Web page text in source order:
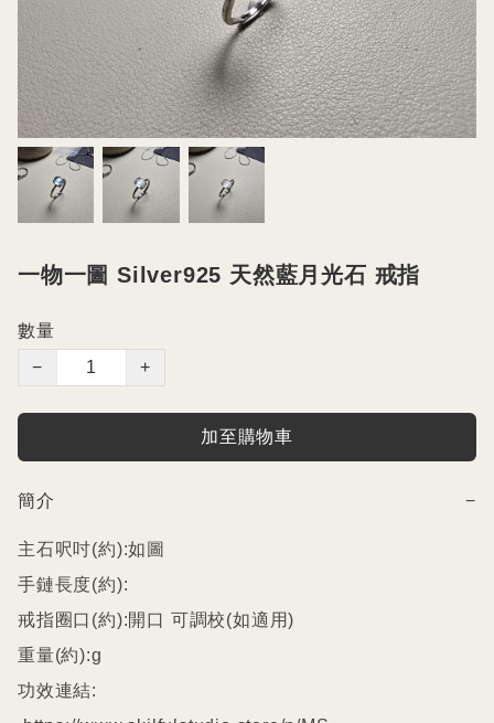
一物一圖 Silver925 天然藍月光石 戒指
數量
−
+
加至購物車
簡介 −
主石呎吋(約):如圖
手鏈長度(約):
戒指圈口(約):開口 可調校(如適用)
重量(約):g
功效連結: